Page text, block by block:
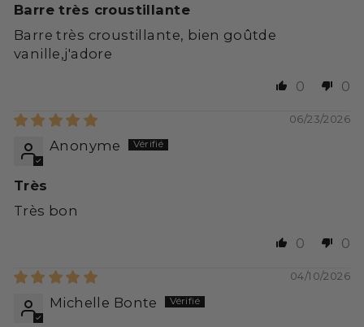
Barre très croustillante
Barre très croustillante, bien goûtde
vanille,j'adore
0
0
06/23/2026
Anonyme
Très
Très bon
0
0
04/10/2026
Michelle Bonte